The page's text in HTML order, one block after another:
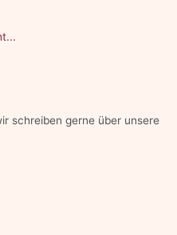
schreiben gerne über unsere